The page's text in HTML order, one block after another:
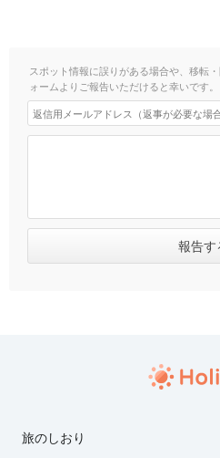
スポット情報に誤りがある場合や、移転
ォームよりご報告いただけると幸いです。
旅のしおり